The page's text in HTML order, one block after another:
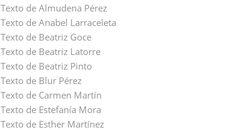
Texto de Almudena Pérez
Texto de Anabel Larraceleta
Texto de Beatriz Goce
Texto de Beatriz Latorre
Texto de Beatriz Pinto
Texto de Blur Pérez
Texto de Carmen Martín
Texto de Estefanía Mora
Texto de Esther Martínez